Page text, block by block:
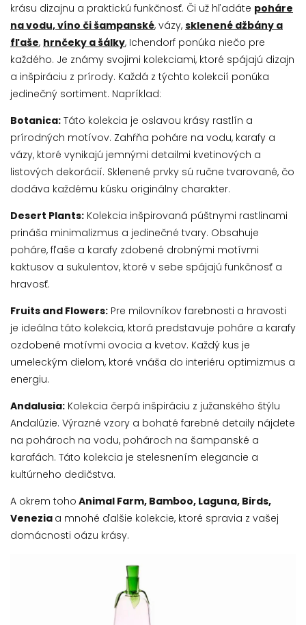
krásu dizajnu a praktickú funkčnosť. Či už hľadáte poháre
na vodu, víno či šampanské, vázy, sklenené džbány a
fľaše, hrnčeky a šálky, Ichendorf ponúka niečo pre
každého. Je známy svojimi kolekciami, ktoré spájajú dizajn
a inšpiráciu z prírody. Každá z týchto kolekcií ponúka
jedinečný sortiment. Napríklad:
Botanica: Táto kolekcia je oslavou krásy rastlín a
prírodných motívov. Zahŕňa poháre na vodu, karafy a
vázy, ktoré vynikajú jemnými detailmi kvetinových a
listových dekorácií. Sklenené prvky sú ručne tvarované, čo
dodáva každému kúsku originálny charakter.
Desert Plants: Kolekcia inšpirovaná púštnymi rastlinami
prináša minimalizmus a jedinečné tvary. Obsahuje
poháre, fľaše a karafy zdobené drobnými motívmi
kaktusov a sukulentov, ktoré v sebe spájajú funkčnosť a
hravosť.
Fruits and Flowers: Pre milovníkov farebnosti a hravosti
je ideálna táto kolekcia, ktorá predstavuje poháre a karafy
ozdobené motívmi ovocia a kvetov. Každý kus je
umeleckým dielom, ktoré vnáša do interiéru optimizmus a
energiu.
Andalusia: Kolekcia čerpá inšpiráciu z južanského štýlu
Andalúzie. Výrazné vzory a bohaté farebné detaily nájdete
na pohároch na vodu, pohároch na šampanské a
karafách. Táto kolekcia je stelesnením elegancie a
kultúrneho dedičstva.
A okrem toho Animal Farm, Bamboo, Laguna, Birds,
Venezia a mnohé ďalšie kolekcie, ktoré spravia z vašej
domácnosti oázu krásy.